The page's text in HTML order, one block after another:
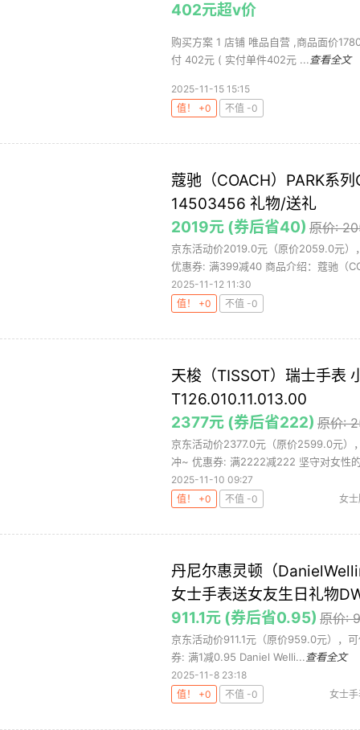
402元超v价
购买方案 1 店铺 唯品自营 ,商品面价
付 402元 ( 实付单件402元 ... 查看全文
2025-11-15 15:15
值！ +0
不值 -0
蔻驰（COACH）PARK系
14503456 礼物/送礼
2019元 (券后省40) 原价:
京东活动价2019.0元（原价2059.0元
优惠券: 满399减40 商品介绍：蔻驰（
2025-11-12 11:30
值！ +0
不值 -0
天梭（TISSOT）瑞士手表
T126.010.11.013.00
2377元 (券后省222) 原价:
京东活动价2377.0元（原价2599.0元）
冲~ 优惠券: 满2222减222 坚守对女性
2025-11-10 09:27
值！ +0
不值 -0 女
丹尼尔惠灵顿（
女士手表送女友生日礼物
911.1元 (券后省0.95) 原价:
京东活动价911.1元（原价959.0元），
券: 满1减0.95 Daniel Welli... 查看全文
2025-11-8 23:18
值！ +0
不值 -0 女士